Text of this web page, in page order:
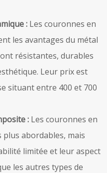
: Les couronnes en
les avantages du métal
résistantes, durables
Leur prix est
situant entre 400 et 700
: Les couronnes en
abordables, mais
limitée et leur aspect
les autres types de